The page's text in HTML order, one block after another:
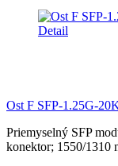
Detail
Ost F SFP-1.25G-
Priemyselný SFP
konektor; 1550/1310